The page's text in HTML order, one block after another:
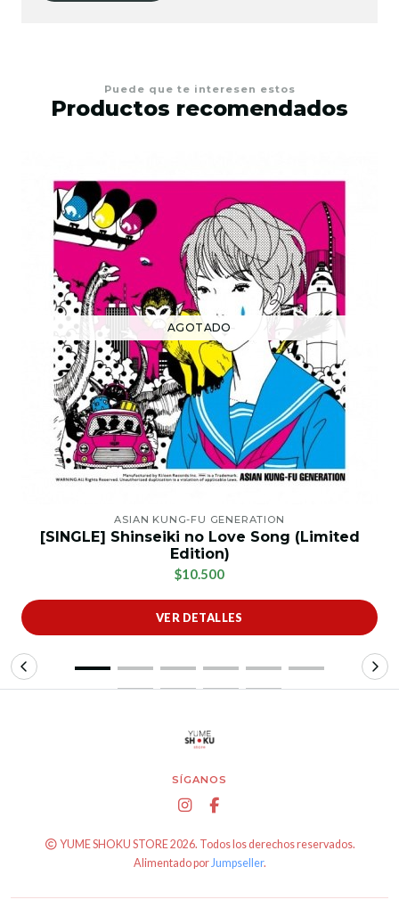
Puede que te interesen estos
Productos recomendados
AGOTADO
ASIAN KUNG-FU GENERATION
[SINGLE] Shinseiki no Love Song (Limited
Edition)
$10.500
VER DETALLES
SÍGANOS
YUME SHOKU STORE 2026. Todos los derechos reservados.
Alimentado porJumpseller.